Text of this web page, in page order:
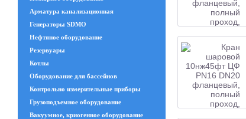
Арматура канализационная
Генераторы SDMO
Нефтяное оборудование
Резервуары
Котлы
Оборудование для бассейнов
Контрольно измерительные приборы
Грузоподъемное оборудование
Вакуумное, криогенное оборудование